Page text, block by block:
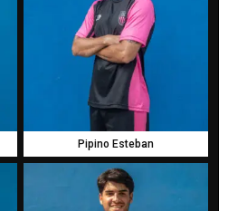
Pipino Esteban